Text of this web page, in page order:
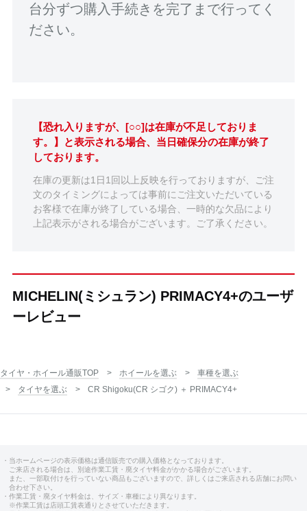
台分ずつ購入手続きを完了まで行ってく
ださい。
【恐れ入りますが、[○○]は在庫が不足しておりま
す。】と表示される場合、当日確保分の在庫が終了
しております。
在庫の更新は1日1回以上反映を行っておりますが、ご注
文のタイミングによっては事前にご注文いただいている
お客様で在庫が終了している場合、一時的な欠品により
上記表示がされる場合がございます。ご了承ください。
MICHELIN(ミシュラン) PRIMACY4+のユーザ
ーレビュー
タイヤ・ホイール通販TOP ホイールを選ぶ
車種を選ぶ
タイヤを選ぶ
CR Shigoku(CR シゴク) ＋ PRIMACY4+
・当ホームページの表示価格は通信販売での購入価格となっております。
ご来店される場合は、別途作業工賃・廃タイヤ料金がかかる場合がございます。
また、一部取付けを行っていない商品もございますので、詳しくはご来店される店舗にお問い
合わせ下さい。
・作業工賃・廃タイヤ料金は、サイズ・車種により異なります。
※作業工賃は店頭工賃表通りとさせていただきます。